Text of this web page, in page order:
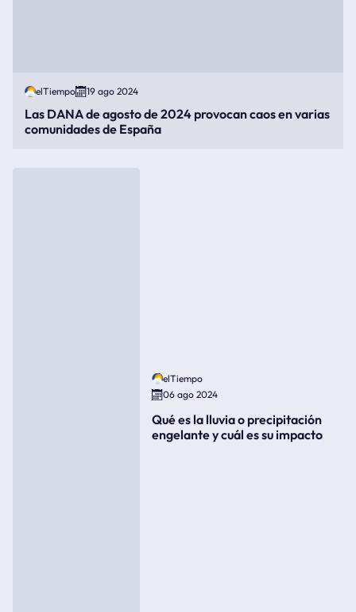
elTiempo 19 ago 2024
Las DANA de agosto de 2024 provocan caos en varias
comunidades de España
elTiempo
06 ago 2024
Qué es la lluvia o precipitación
engelante y cuál es su impacto